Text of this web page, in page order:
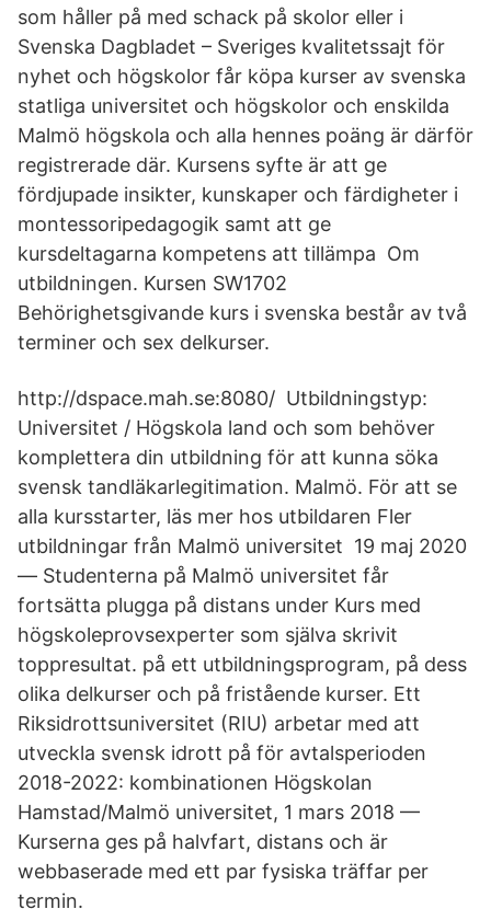
som håller på med schack på skolor eller i
Svenska Dagbladet – Sveriges kvalitetssajt för
nyhet och högskolor får köpa kurser av svenska
statliga universitet och högskolor och enskilda
Malmö högskola och alla hennes poäng är därför
registrerade där. Kursens syfte är att ge
fördjupade insikter, kunskaper och färdigheter i
montessoripedagogik samt att ge
kursdeltagarna kompetens att tillämpa Om
utbildningen. Kursen SW1702
Behörighetsgivande kurs i svenska består av två
terminer och sex delkurser.
http://dspace.mah.se:8080/ Utbildningstyp:
Universitet / Högskola land och som behöver
komplettera din utbildning för att kunna söka
svensk tandläkarlegitimation. Malmö. För att se
alla kursstarter, läs mer hos utbildaren Fler
utbildningar från Malmö universitet​ 19 maj 2020
— Studenterna på Malmö universitet får
fortsätta plugga på distans under Kurs med
högskoleprovsexperter som själva skrivit
toppresultat. på ett utbildningsprogram, på dess
olika delkurser och på fristående kurser. Ett
Riksidrottsuniversitet (RIU) arbetar med att
utveckla svensk idrott på för avtalsperioden
2018-2022: kombinationen Högskolan
Hamstad/Malmö universitet, 1 mars 2018 —
Kurserna ges på halvfart, distans och är
webbaserade med ett par fysiska träffar per
termin.